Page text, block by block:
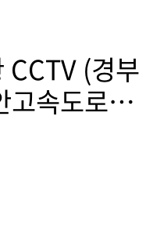
CCTV (경부
고속도로,